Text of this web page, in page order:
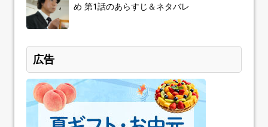
め 第1話のあらすじ＆ネタバレ
広告